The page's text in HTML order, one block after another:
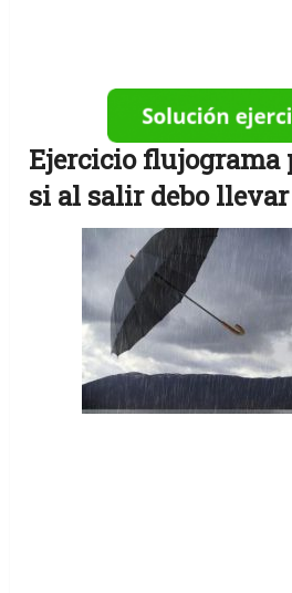
Ejercicio flujograma
si al salir debo